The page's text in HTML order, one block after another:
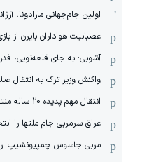
اولین جام‌جهانی مارادونا،
عصبانیت هواداران بایرن از
آشوبی: به جای قلعه‌نویی،
واکنش وزیر ترک به انتقال
انتقال مهم پدیده 20 ساله منتفی شد (عکس)
عراق سرمربی جام ملتها را
مربی جاسوس چمپیونشیپ: